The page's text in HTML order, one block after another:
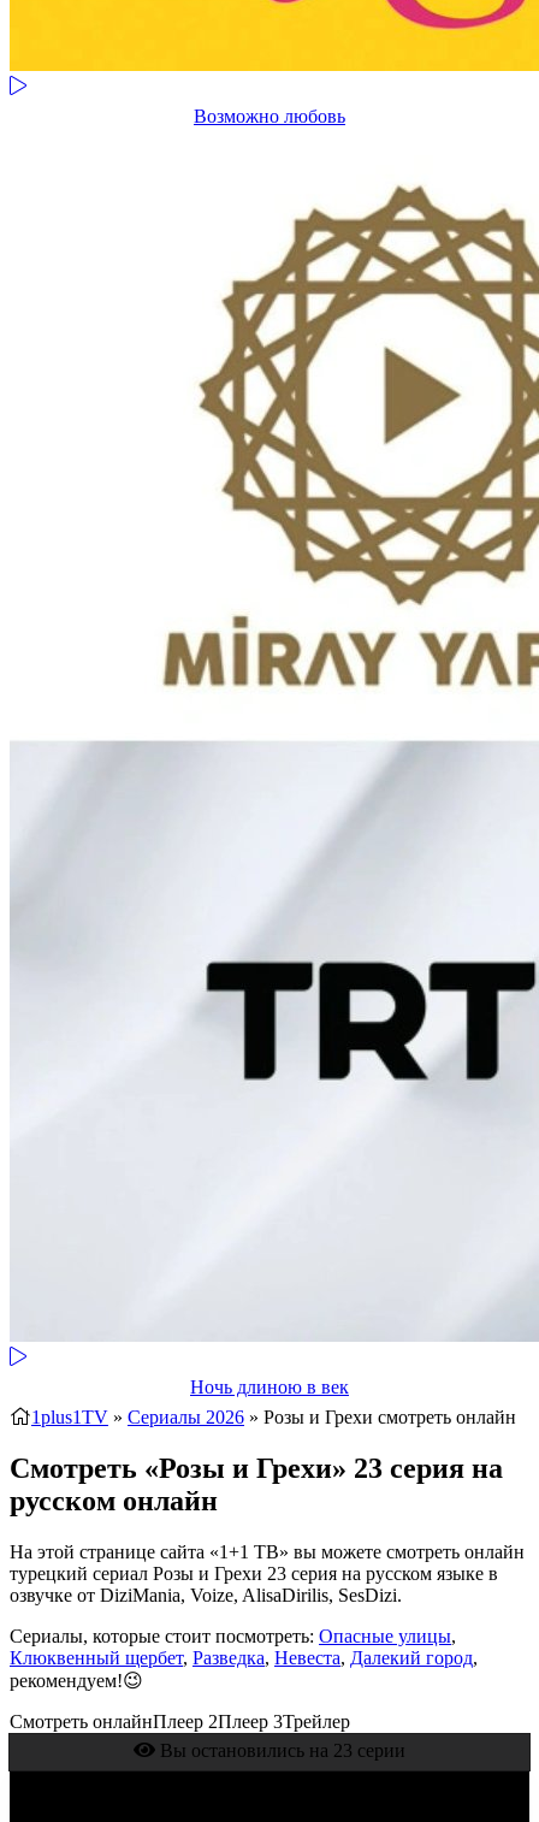
Возможно любовь
Ночь длиною в век
1plus1TV » Сериалы 2026 » Розы и Грехи смотреть онлайн
Смотреть «Розы и Грехи» 23 серия на
русском онлайн
На этой странице сайта «1+1 ТВ» вы можете смотреть онлайн
турецкий сериал Розы и Грехи 23 серия на русском языке в
озвучке от DiziMania, Voize, AlisaDirilis, SesDizi.
Сериалы, которые стоит посмотреть: Опасные улицы,
Клюквенный щербет, Разведка, Невеста, Далекий город,
рекомендуем!😉
Смотреть онлайнПлеер 2Плеер 3Трейлер
Вы остановились на 23 серии